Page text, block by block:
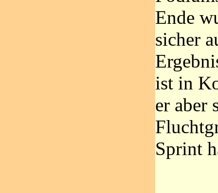
Ende
sicher
ist in
er aber
Sprint